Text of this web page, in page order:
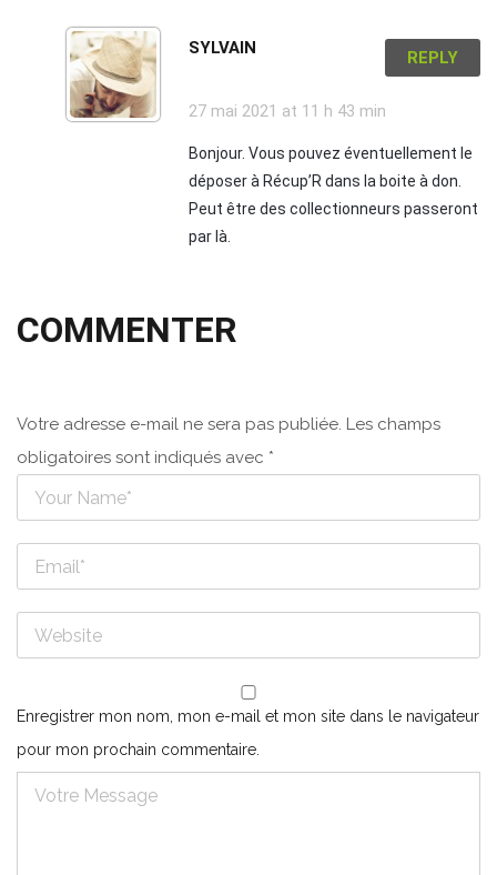
SYLVAIN REPLY
27 mai 2021 at 11 h 43 min
Bonjour. Vous pouvez éventuellement le
déposer à Récup’R dans la boite à don.
Peut être des collectionneurs passeront
par là.
COMMENTER
Votre adresse e-mail ne sera pas publiée. Les champs
obligatoires sont indiqués avec *
Enregistrer mon nom, mon e-mail et mon site dans le navigateur
pour mon prochain commentaire.